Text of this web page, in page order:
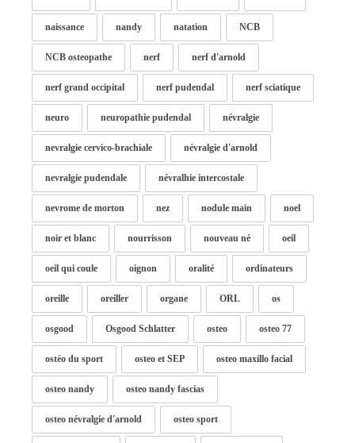
naissance nandy natation NCB
NCB osteopathe nerf nerf d'arnold
nerf grand occipital nerf pudendal nerf sciatique
neuro neuropathie pudendal névralgie
nevralgie cervico-brachiale névralgie d'arnold
nevralgie pudendale névralhie intercostale
nevrome de morton nez nodule main noel
noir et blanc nourrisson nouveau né oeil
oeil qui coule oignon oralité ordinateurs
oreille oreiller organe ORL os
osgood Osgood Schlatter osteo osteo 77
ostéo du sport osteo et SEP osteo maxillo facial
osteo nandy osteo nandy fascias
osteo névralgie d'arnold osteo sport